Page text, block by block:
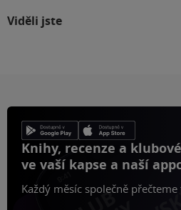
Viděli jste
Knihy, recenze a
ve vaší kapse a naší
Každý měsíc společně